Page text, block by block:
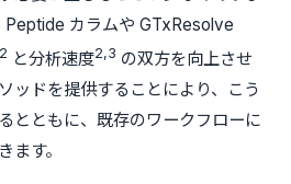
カラムや GTxResolve
と分析速度2,3 の双方を向上させ
ッドを提供することにより、こう
とともに、既存のワークフローに
ます。